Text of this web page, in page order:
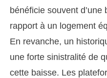
bénéficie souvent
rapport à un logement
En revanche, un
une forte sinistralité de
cette baisse. Les